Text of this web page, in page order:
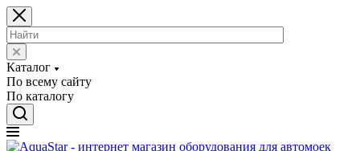
Каталог
По всему сайту
По каталогу